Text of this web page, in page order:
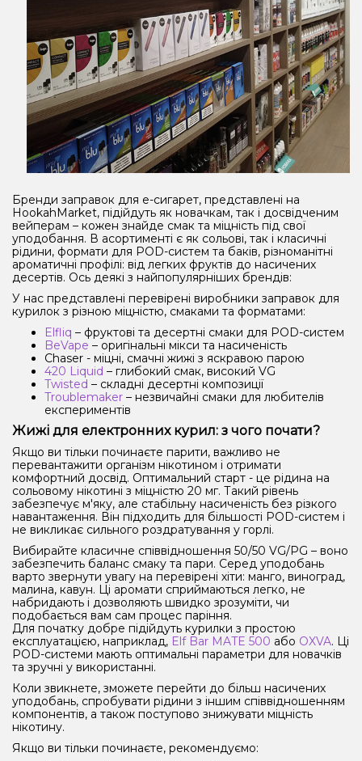
Бренди заправок для е-сигарет, представлені на
HookahMarket, підійдуть як новачкам, так і досвідченим
вейперам – кожен знайде смак та міцність під свої
уподобання. В асортименті є як сольові, так і класичні
рідини, формати для POD-систем та баків, різноманітні
ароматичні профілі: від легких фруктів до насичених
десертів. Ось деякі з найпопулярніших брендів:
У нас представлені перевірені виробники заправок для
курилок з різною міцністю, смаками та форматами:
Elfliq – фруктові та десертні смаки для POD-систем
BeVape – оригінальні мікси та насиченість
Chaser - міцні, смачні жижі з яскравою парою
420 Liquid – глибокий смак, високий VG
Twisted – складні десертні композиції
Troublemaker – незвичайні смаки для любителів
експериментів
Жижі для електронних курил: з чого почати?
Якщо ви тільки починаєте парити, важливо не
перевантажити організм нікотином і отримати
комфортний досвід. Оптимальний старт - це рідина на
сольовому нікотині з міцністю 20 мг. Такий рівень
забезпечує м'яку, але стабільну насиченість без різкого
навантаження. Він підходить для більшості POD-систем і
не викликає сильного роздратування у горлі.
Вибирайте класичне співвідношення 50/50 VG/PG – воно
забезпечить баланс смаку та пари. Серед уподобань
варто звернути увагу на перевірені хіти: манго, виноград,
малина, кавун. Ці аромати сприймаються легко, не
набридають і дозволяють швидко зрозуміти, чи
подобається вам сам процес паріння.
Для початку добре підійдуть курилки з простою
експлуатацією, наприклад, Elf Bar MATE 500 або OXVA. Ці
POD-системи мають оптимальні параметри для новачків
та зручні у використанні.
Коли звикнете, зможете перейти до більш насичених
уподобань, спробувати рідини з іншим співвідношенням
компонентів, а також поступово знижувати міцність
нікотину.
Якщо ви тільки починаєте, рекомендуємо: